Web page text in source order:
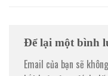
Để lại một bình
Email của bạn sẽ